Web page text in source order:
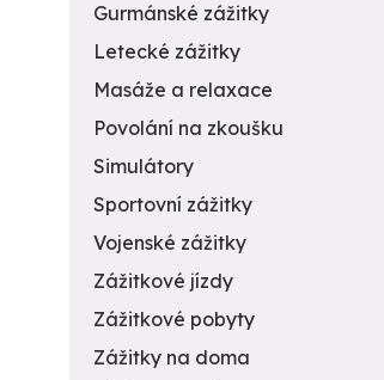
Gurmánské zážitky
Letecké zážitky
Masáže a relaxace
Povolání na zkoušku
Simulátory
Sportovní zážitky
Vojenské zážitky
Zážitkové jízdy
Zážitkové pobyty
Zážitky na doma